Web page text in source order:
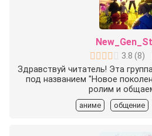
3.8 (8)
Здравствуй читатель! Эта
под названием "Новое
ролим и
аниме общение